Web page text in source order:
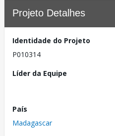
Projeto Detalhes
Identidade do Projeto
P010314
Líder da Equipe
País
Madagascar